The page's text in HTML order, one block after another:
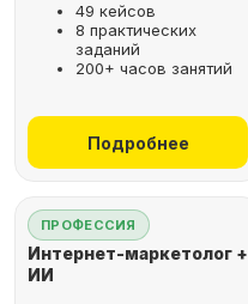
49 кейсов
8 практических
заданий
200+ часов занятий
Подробнее
ПРОФЕССИЯ
Интернет-маркетолог +
ИИ